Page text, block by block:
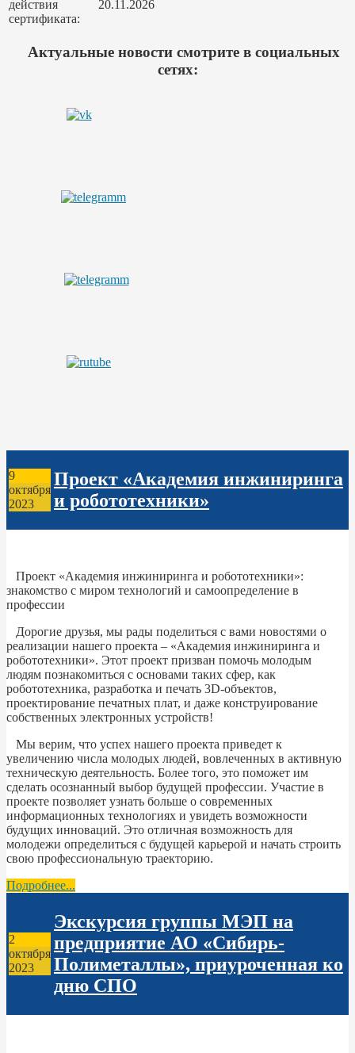
действия
сертификата:
20.11.2026
Актуальные новости смотрите в социальных
сетях:
9
октября
2023
Проект «Академия инжиниринга
и робототехники»
Проект «Академия инжиниринга и робототехники»:
знакомство с миром технологий и самоопределение в
профессии
Дорогие друзья, мы рады поделиться с вами новостями о
реализации нашего проекта – «Академия инжиниринга и
робототехники». Этот проект призван помочь молодым
людям познакомиться с основами таких сфер, как
робототехника, разработка и печать 3D-объектов,
проектирование печатных плат, и даже конструирование
собственных электронных устройств!
Мы верим, что успех нашего проекта приведет к
увеличению числа молодых людей, вовлеченных в активную
техническую деятельность. Более того, это поможет им
сделать осознанный выбор будущей профессии. Участие в
проекте позволяет узнать больше о современных
информационных технологиях и увидеть возможности
будущих инноваций. Это отличная возможность для
молодежи определиться с будущей карьерой и начать строить
свою профессиональную траекторию.
Подробнее...
2
октября
2023
Экскурсия группы МЭП на
предприятие АО «Сибирь-
Полиметаллы», приуроченная ко
дню СПО